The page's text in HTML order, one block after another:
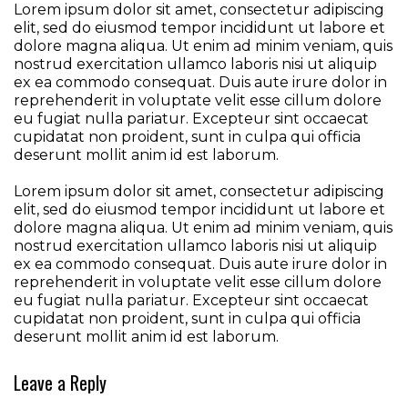
Lorem ipsum dolor sit amet, consectetur adipiscing
elit, sed do eiusmod tempor incididunt ut labore et
dolore magna aliqua. Ut enim ad minim veniam, quis
nostrud exercitation ullamco laboris nisi ut aliquip
ex ea commodo consequat. Duis aute irure dolor in
reprehenderit in voluptate velit esse cillum dolore
eu fugiat nulla pariatur. Excepteur sint occaecat
cupidatat non proident, sunt in culpa qui officia
deserunt mollit anim id est laborum.
Lorem ipsum dolor sit amet, consectetur adipiscing
elit, sed do eiusmod tempor incididunt ut labore et
dolore magna aliqua. Ut enim ad minim veniam, quis
nostrud exercitation ullamco laboris nisi ut aliquip
ex ea commodo consequat. Duis aute irure dolor in
reprehenderit in voluptate velit esse cillum dolore
eu fugiat nulla pariatur. Excepteur sint occaecat
cupidatat non proident, sunt in culpa qui officia
deserunt mollit anim id est laborum.
Leave a Reply